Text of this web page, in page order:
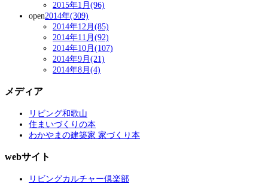
2015年1月(96)
open2014年(309)
2014年12月(85)
2014年11月(92)
2014年10月(107)
2014年9月(21)
2014年8月(4)
メディア
リビング和歌山
住まいづくりの本
わかやまの建築家 家づくり本
webサイト
リビングカルチャー倶楽部